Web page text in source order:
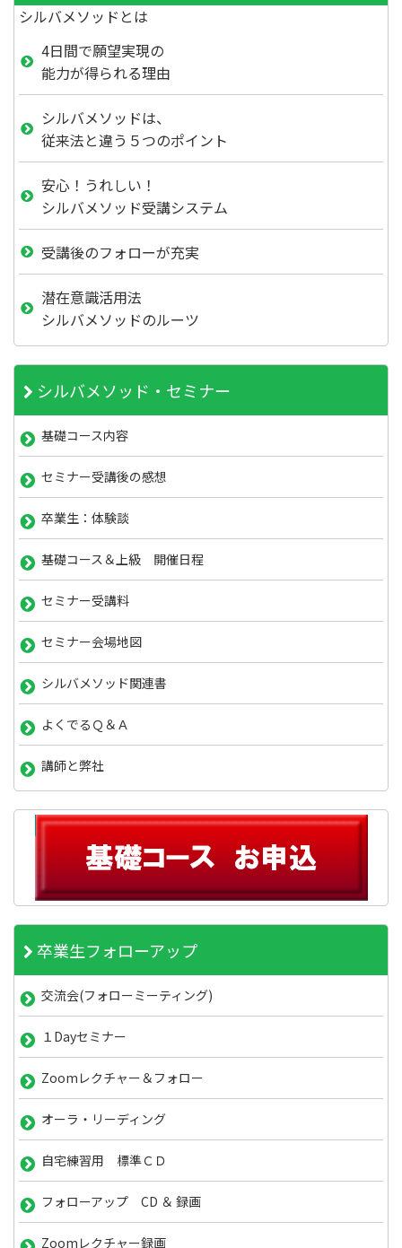
シルバメソッドとは
4日間で願望実現の
能力が得られる理由
シルバメソッドは、
従来法と違う５つのポイント
安心！うれしい！
シルバメソッド受講システム
受講後のフォローが充実
潜在意識活用法
シルバメソッドのルーツ
シルバメソッド・セミナー
基礎コース内容
セミナー受講後の感想
卒業生：体験談
基礎コース＆上級 開催日程
セミナー受講料
セミナー会場地図
シルバメソッド関連書
よくでるＱ＆Ａ
講師と弊社
卒業生フォローアップ
交流会(フォローミーティング)
１Dayセミナー
Zoomレクチャー＆フォロー
オーラ・リーディング
自宅練習用 標準ＣＤ
フォローアップ CD ＆ 録画
Zoomレクチャー録画